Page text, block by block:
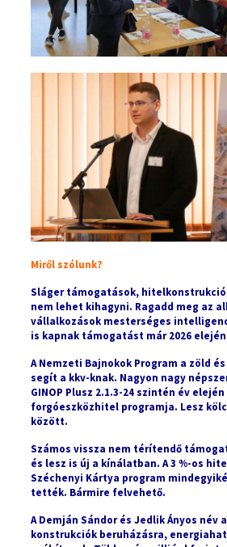
Miről szólunk?
Sláger támogatások,
nem lehet kihagyni. Ragadd meg az
vállalkozások mesterséges
is kapnak támogatást már 2026
A Nemzeti Bajnokok Program a zöld
segít a kkv-knak. Nagyon nagy
GINOP Plusz 2.1.3-24 szintén év
forgóeszközhitel programja. Lesz
között.
Számos vissza nem térítendő
és lesz is új a kínálatban. A 3 %-os
Széchenyi Kártya program
tették. Bármire felvehető.
A Demján Sándor és Jedlik Ányos név
konstrukciók beruházásra,